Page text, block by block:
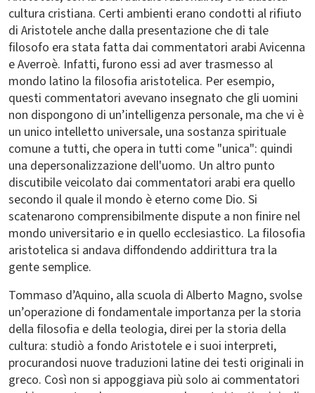
cultura cristiana. Certi ambienti erano condotti al rifiuto
di Aristotele anche dalla presentazione che di tale
filosofo era stata fatta dai commentatori arabi Avicenna
e Averroè. Infatti, furono essi ad aver trasmesso al
mondo latino la filosofia aristotelica. Per esempio,
questi commentatori avevano insegnato che gli uomini
non dispongono di un’intelligenza personale, ma che vi è
un unico intelletto universale, una sostanza spirituale
comune a tutti, che opera in tutti come "unica": quindi
una depersonalizzazione dell'uomo. Un altro punto
discutibile veicolato dai commentatori arabi era quello
secondo il quale il mondo è eterno come Dio. Si
scatenarono comprensibilmente dispute a non finire nel
mondo universitario e in quello ecclesiastico. La filosofia
aristotelica si andava diffondendo addirittura tra la
gente semplice.
Tommaso d’Aquino, alla scuola di Alberto Magno, svolse
un’operazione di fondamentale importanza per la storia
della filosofia e della teologia, direi per la storia della
cultura: studiò a fondo Aristotele e i suoi interpreti,
procurandosi nuove traduzioni latine dei testi originali in
greco. Così non si appoggiava più solo ai commentatori